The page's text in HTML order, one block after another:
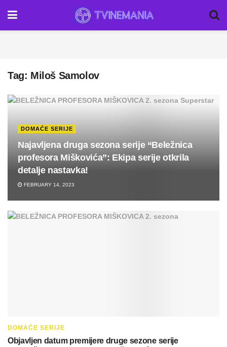
Tag: Miloš Samolov
DOMAĆE SERIJE
Najavljena druga sezona serije “Beležnica
profesora Miškovića”: Ekipa serije otkrila
detalje nastavka!
FEBRUARY 14, 2023
DOMAĆE SERIJE
Objavljen datum premijere druge sezone serije